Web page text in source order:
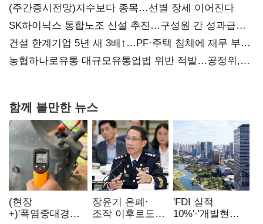
(주간증시전망)지수보다 종목…선별 장세 이어진다
SK하이닉스 통합노조 신설 추진…구성원 간 성과급
불만 확산
건설 한계기업 5년 새 3배↑…PF·주택 침체에 재무 부담
확대
농협하나로유통 대규모유통업법 위반 적발…공정위,
함께 볼만한 뉴스
(현장
+)'폭염중대경보'
장윤기 은폐·
조작 이후로도
'FDI 실적
10%'·'개발현안